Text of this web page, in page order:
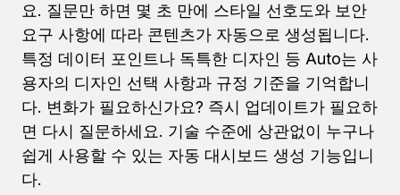
요. 질문만 하면 몇 초 만에 스타일 선호도와 보안
요구 사항에 따라 콘텐츠가 자동으로 생성됩니다.
특정 데이터 포인트나 독특한 디자인 등 Auto는 사
용자의 디자인 선택 사항과 규정 기준을 기억합니
다. 변화가 필요하신가요? 즉시 업데이트가 필요하
면 다시 질문하세요. 기술 수준에 상관없이 누구나
쉽게 사용할 수 있는 자동 대시보드 생성 기능입니
다.